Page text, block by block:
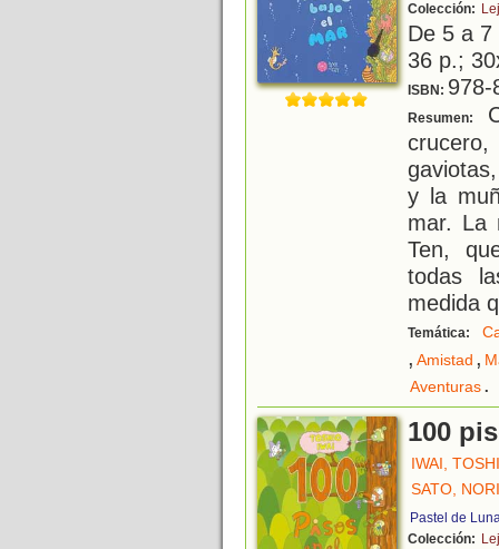
Colección:
De 5 a
36 p.;
ISBN: 978-
Resumen:
y la
mar. La
Ten,
todas
medida
Temática:
, Amistad ,
Aventuras.
100
IWAI,
SATO,
Pastel de
Colección: